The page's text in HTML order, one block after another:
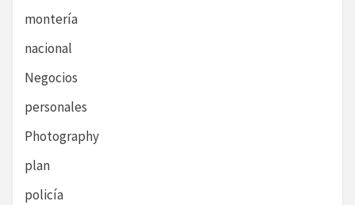
montería
nacional
Negocios
personales
Photography
plan
policía